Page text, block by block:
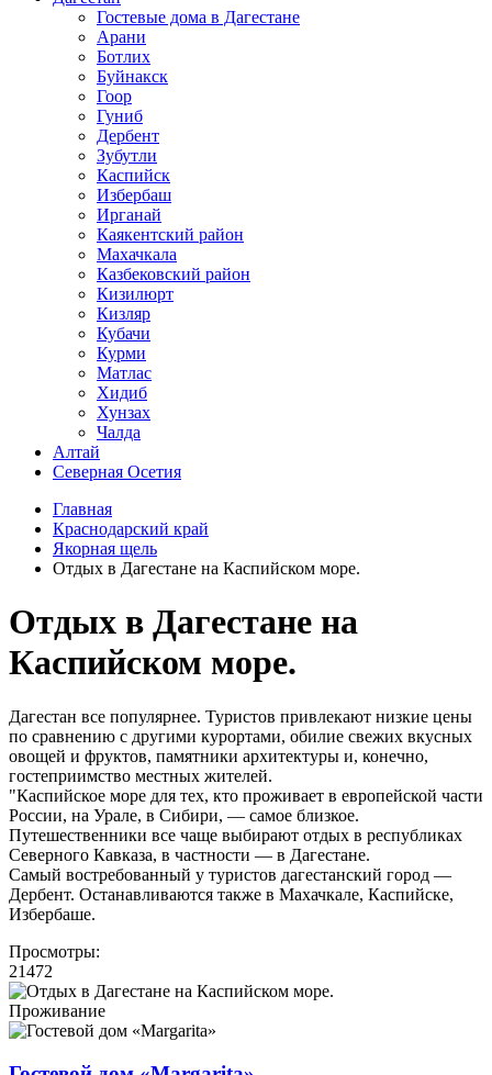
Гостевые дома в Дагестане
Арани
Ботлих
Буйнакск
Гоор
Гуниб
Дербент
Зубутли
Каспийск
Избербаш
Ирганай
Каякентский район
Махачкала
Казбековский район
Кизилюрт
Кизляр
Кубачи
Курми
Матлас
Хидиб
Хунзах
Чалда
Алтай
Северная Осетия
Главная
Краснодарский край
Якорная щель
Отдых в Дагестане на Каспийском море.
Отдых в Дагестане на
Каспийском море.
Дагестан все популярнее. Туристов привлекают низкие цены
по сравнению с другими курортами, обилие свежих вкусных
овощей и фруктов, памятники архитектуры и, конечно,
гостеприимство местных жителей.
"Каспийское море для тех, кто проживает в европейской части
России, на Урале, в Сибири, — самое близкое.
Путешественники все чаще выбирают отдых в республиках
Северного Кавказа, в частности — в Дагестане.
Самый востребованный у туристов дагестанский город —
Дербент. Останавливаются также в Махачкале, Каспийске,
Избербаше.
Просмотры:
21472
Проживание